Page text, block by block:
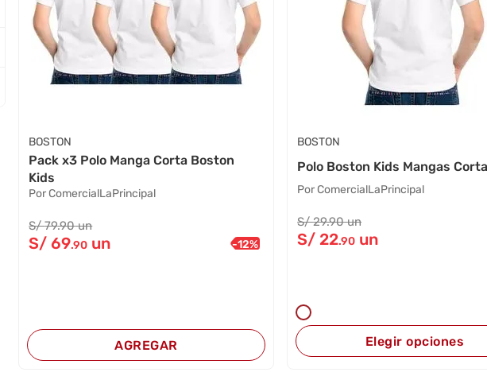
BOSTON
Pack x3 Polo Manga Corta Boston
Kids
Por ComercialLaPrincipal
S/79.90 un
S/69.90 un -12%
AGREGAR
BOSTON
Polo Boston Kids Mangas
Por ComercialLaPrincipal
S/29.90 un
S/ 22.90 un
Elegir opciones